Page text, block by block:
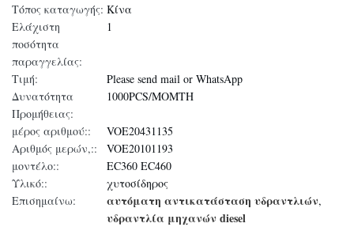
Τόπος καταγωγής: Κίνα
Ελάχιστη
ποσότητα
παραγγελίας:
1
Τιμή:
Please send mail or WhatsApp
Δυνατότητα
Προμήθειας:
1000PCS/MOMTH
μέρος αριθμού::
VOE20431135
Αριθμός μερών,::
VOE20101193
μοντέλο::
EC360 EC460
Υλικό::
χυτοσίδηρος
Επισημαίνω:
αυτόματη αντικατάσταση υδραντλιών,
υδραντλία μηχανών diesel